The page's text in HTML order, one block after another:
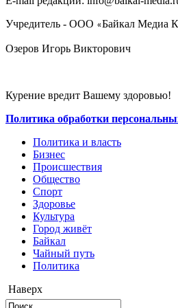
Учредитель - ООО «Байкал Медиа
Озеров Игорь Викторович
Курение вредит Вашему здоровью!
Политика обработки
Политика и власть
Бизнес
Происшествия
Общество
Cпорт
Здоровье
Культура
Город живёт
Байкал
Чайный путь
Политика
Наверх